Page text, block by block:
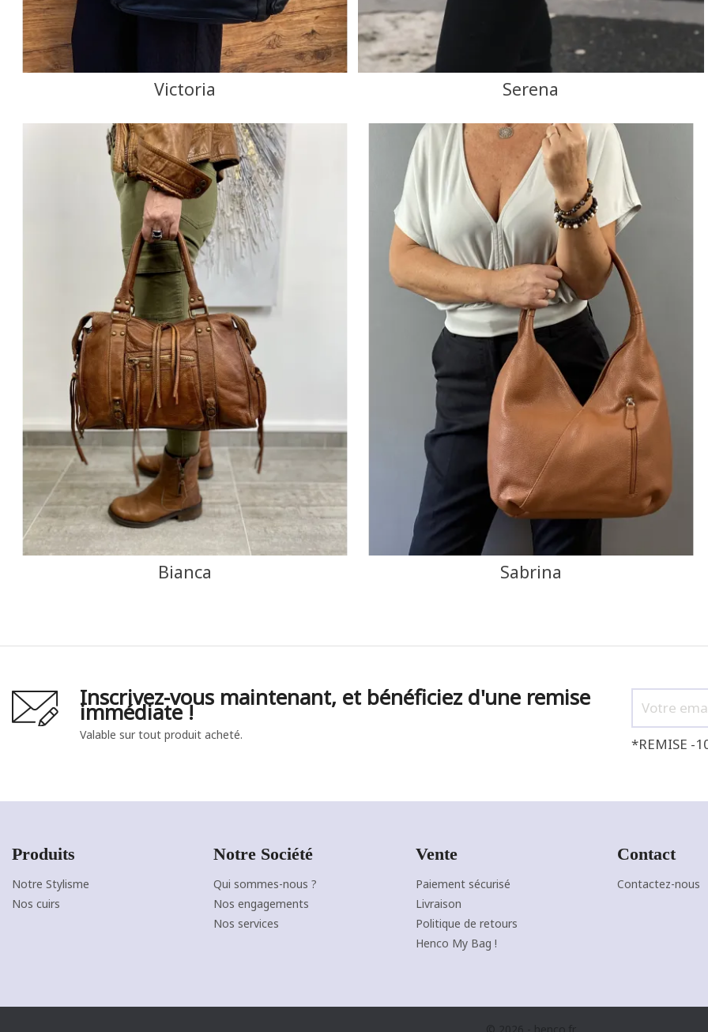
NOIRCAMEL
F
J'ajoute à mon panier ! Vue rapide
Victoria
NOIRMARINE CANARDROUGE
+1
J'ajoute à mon panier !
Vue rapide
Serena
CAMEL
Vue rapide
Bianca
J'ajoute à mon panier !
Sabrina
Inscrivez-vous maintenant, et bénéficiez d'une remise
immédiate !
Valable sur tout produit acheté.
*REMISE -
Produits
Notre Stylisme
Nos cuirs
Notre Société
Qui sommes-nous ?
Nos engagements
Nos services
Vente
Paiement sécurisé
Livraison
Politique de retours
Henco My Bag !
Contact
Contactez-nous